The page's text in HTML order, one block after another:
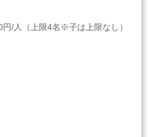
/人（上限4名※子は上限なし）